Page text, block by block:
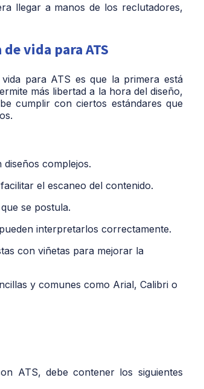
llegar a manos de los reclutadores,
vida para ATS
para ATS es que la primera está
más libertad a la hora del diseño,
cumplir con ciertos estándares que
complejos.
el escaneo del contenido.
se postula.
interpretarlos correctamente.
con viñetas para mejorar la
y comunes como Arial, Calibri o
ATS, debe contener los siguientes